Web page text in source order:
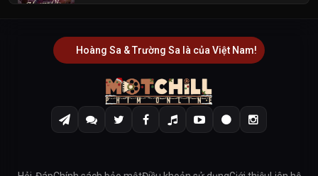
Hoàng Sa & Trường Sa là của Việt Nam!